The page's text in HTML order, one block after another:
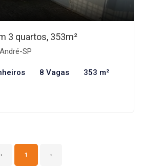
3 quartos, 353m²
SP
8 Vagas 353 m²
‹ 1 ›